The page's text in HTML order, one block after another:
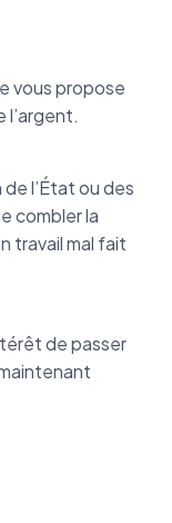
vous propose
l’argent.
l’État ou des
combler la
travail mal fait
de passer